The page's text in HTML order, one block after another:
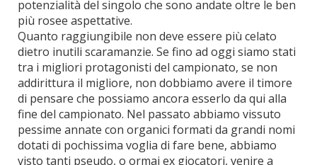
potenzialità del singolo che sono andate oltre le ben
più rosee aspettative.
Quanto raggiungibile non deve essere più celato
dietro inutili scaramanzie. Se fino ad oggi siamo stati
tra i migliori protagonisti del campionato, se non
addirittura il migliore, non dobbiamo avere il timore
di pensare che possiamo ancora esserlo da qui alla
fine del campionato. Nel passato abbiamo vissuto
pessime annate con organici formati da grandi nomi
dotati di pochissima voglia di fare bene, abbiamo
visto tanti pseudo, o ormai ex giocatori, venire a